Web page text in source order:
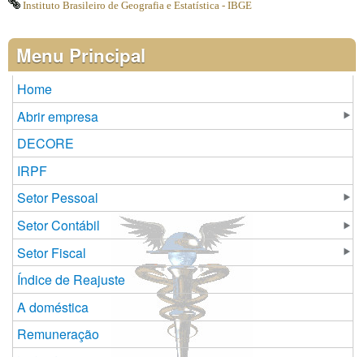
Instituto Brasileiro de Geografia e Estatística - IBGE
Menu Principal
Home
Abrir empresa
DECORE
IRPF
Setor Pessoal
Setor Contábil
Setor Fiscal
Índice de Reajuste
A doméstica
Remuneração